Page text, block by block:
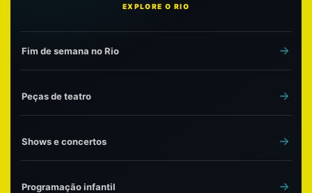
EXPLORE O RIO
Fim de semana no Rio
Peças de teatro
Shows e concertos
Programação infantil